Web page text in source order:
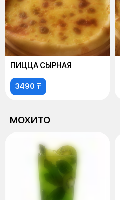
ПИЦЦА СЫРНАЯ
3490 ₸
МОХИТО